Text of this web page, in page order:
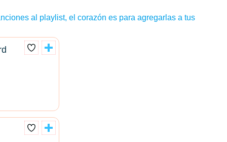
al playlist, el corazón es para agregarlas a tus